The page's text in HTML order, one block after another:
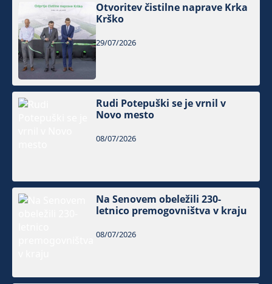
Otvoritev čistilne naprave Krka
Krško
29/07/2026
Rudi Potepuški se je vrnil v
Novo mesto
08/07/2026
Na Senovem obeležili 230-
letnico premogovništva v kraju
08/07/2026